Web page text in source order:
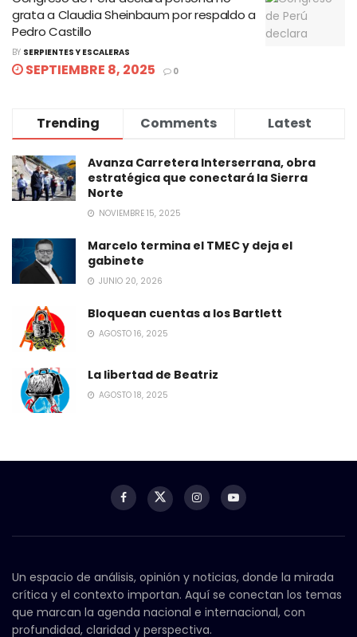
grata a Claudia Sheinbaum por respaldo a
Pedro Castillo
BY SERPIENTES Y ESCALERAS
SEPTIEMBRE 8, 2025 0
Trending Comments Latest
Avanza Carretera Interserrana, obra
estratégica que conectará la Sierra
Norte
NOVIEMBRE 15, 2025
Marcelo termina el TMEC y deja el
gabinete
JUNIO 20, 2026
Bloquean cuentas a los Bartlett
AGOSTO 16, 2025
La libertad de Beatriz
AGOSTO 18, 2025
Un espacio de análisis, opinión y noticias, donde la mirada
crítica y el contexto importan. Aquí se conectan los temas
que marcan la agenda nacional e internacional, con
profundidad, claridad y perspectiva.